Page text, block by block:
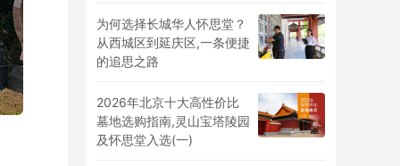
为何选择长城华人怀思堂？
从西城区到延庆区,一条便捷
的追思之路
2026年北京十大高性价比
墓地选购指南,灵山宝塔陵园
及怀思堂入选(一)